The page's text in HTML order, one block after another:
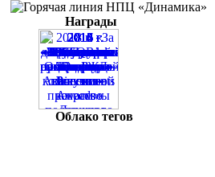
Награды
Облако тегов